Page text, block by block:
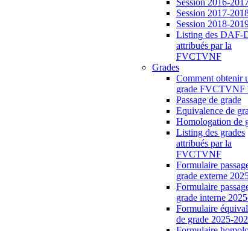
Session 2017-
Session 2018-
Listing des DAF-
attribués par la
FVCTVNF
Grades
Comment obtenir
grade FVCTVNF
Passage de grade
Equivalence de
Homologation de
Listing des grades
attribués par la
FVCTVNF
Formulaire
grade externe
Formulaire
grade interne
Formulaire
de grade 2025-